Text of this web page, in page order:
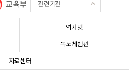
관련기관
역사넷
독도체험관
자료센터